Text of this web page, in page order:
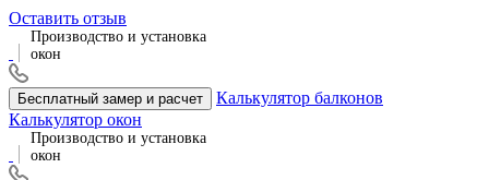
Оставить отзыв
Производство и установка
окон
Бесплатный замер и расчет
Калькулятор балконов
Калькулятор окон
Производство и установка
окон